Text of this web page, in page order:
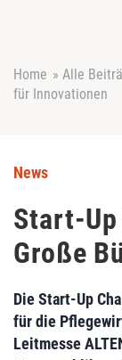
Home » Alle
für Innovationen
News
Start-
Große
Die Start-Up
für die
Leitmesse